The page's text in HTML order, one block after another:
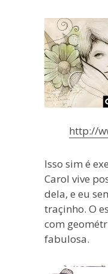
http://
Isso sim é
Carol vive
dela, e eu
traçinho. O
com
fabulosa.